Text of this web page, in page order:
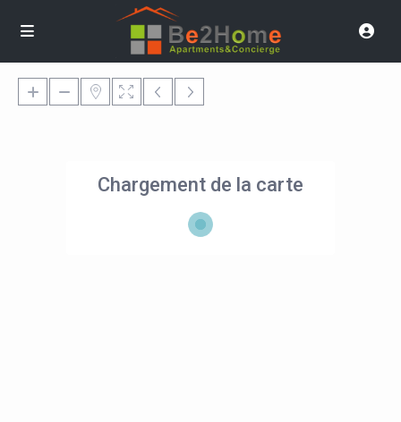
Chargement de la carte